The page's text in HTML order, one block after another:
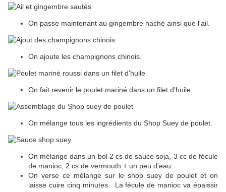
On passe maintenant au gingembre haché ainsi que l'ail.
On ajoute les champignons chinois.
On fait revenir le poulet mariné dans un filet d'huile.
On mélange tous les ingrédients du Shop Suey de poulet.
On mélange dans un bol 2 cs de sauce soja, 3 cc de fécule
de manioc, 2 cs de vermouth + un peu d'eau.
On verse ce mélange sur le shop suey de poulet et on
laisse cuire cinq minutes. La fécule de manioc va épaissir